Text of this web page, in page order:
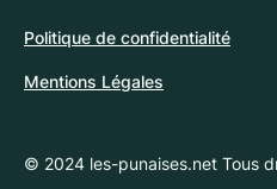
© 2024 les-punaises.net Tous
Politique de confidentialité
Mentions Légales